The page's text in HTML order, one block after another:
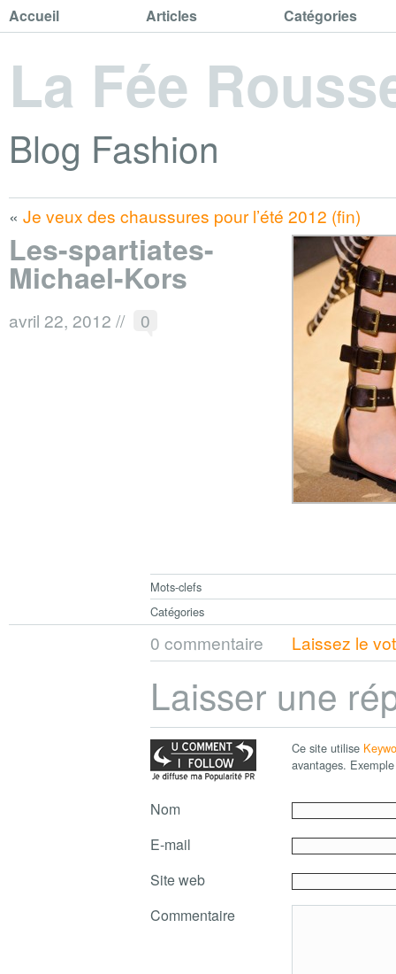
Accueil Articles Catégories
La Fée
Blog Fashion
« Je veux des chaussures pour l’été 2012 (fin)
Les-spartiates-
Michael-Kors
avril 22, 2012 // 0
Mots-clefs
Catégories
0 commentaire Laissez le
Laisser une
Ce site utilise
avantages.
Nom
E-mail
Site web
Commentaire